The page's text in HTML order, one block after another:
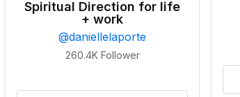
Spiritual Direction for life
+ work
@daniellelaporte
260.4K Follower